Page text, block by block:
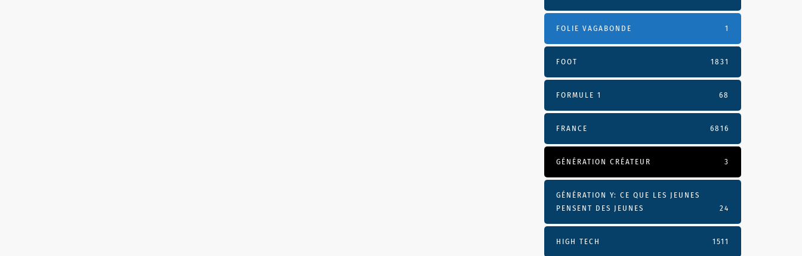
FOLIE VAGABONDE 1
FOOT 1831
FORMULE 1 68
FRANCE 6816
GÉNÉRATION CRÉATEUR 3
GÉNÉRATION Y: CE QUE LES JEUNES
PENSENT DES JEUNES
24
HIGH TECH 1511